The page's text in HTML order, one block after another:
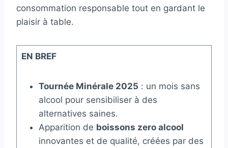
consommation responsable tout en gardant le
plaisir à table.
EN BREF
Tournée Minérale 2025 : un mois sans
alcool pour sensibiliser à des
alternatives saines.
Apparition de boissons zero alcool
innovantes et de qualité, créées par des